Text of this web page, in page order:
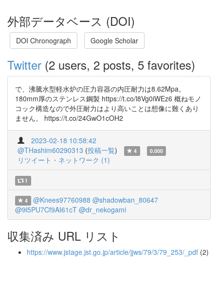
外部データベース (DOI)
DOI Chronograph Google Scholar
Twitter (2 users, 2 posts, 5 favorites)
で、沸騰水型軽水炉の圧力容器の内圧耐力は8.62Mpa。
180mm厚のステンレス鋼製 https://t.co/l8Vg0iWEz6 概ねモノ
コック構造なので外圧耐力はより高いことは想像に難くあり
ません。 https://t.co/24GwO1cOH2
2023-02-18 10:58:42
@THashim60290313 (投稿一覧) 4 0.000
リツイート・ネットワーク (1)
1
4 @Knees97760988 @shadowban_80647
@9l5PU7Cf9AI61cT @dr_nekogami
収集済み URL リスト
https://www.jstage.jst.go.jp/article/jjws/79/3/79_253/_pdf (2)